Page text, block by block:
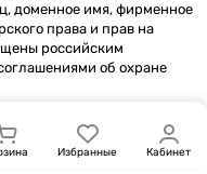
доменное имя, фирменное
права и прав на
российским
об охране
Избранные Кабинет